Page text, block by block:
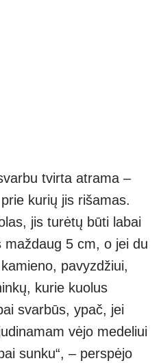
tvirta atrama –
kurių jis rišamas.
jis turėtų būti labai
5 cm, o jei du
pavyzdžiui,
kurie kuolus
svarbūs, ypač, jei
vėjo medeliui
sunku“, – perspėjo